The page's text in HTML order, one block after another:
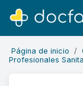
Página de inicio
Profesionales